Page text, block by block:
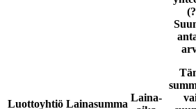
Luottoyhtiö Lainasumma
Laina-